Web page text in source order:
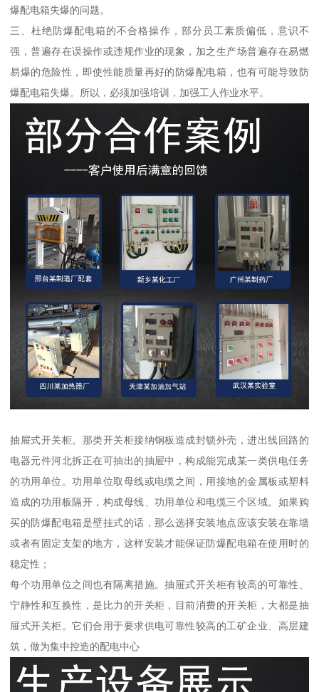
爆配电箱失爆的问题。
三、杜绝防爆配电箱的不合格操作，部分员工素质偏低，意识不
强，普遍存在误操作或违规作业的现象，加之生产场普遍存在易燃
易爆的危险性，即使性能质量再好的防爆配电箱，也有可能导致防
爆配电箱失爆。所以，必须加强培训，加强工人作业水平。
抽屉式开关柜。那类开关柜接纳钢板造成封锁外壳，进出线回路的
电器元件河北拆正在可抽出的抽屉中，构成能完成某一类供电任务
的功用单位。功用单位取母线或电缆之间，用接地的金属板或塑料
造成的功用板隔开，构成母线、功用单位和电缆三个区域。如果购
买的防爆配电箱是壁挂式的话，那么选择安装地点应该安装在靠墙
或者有固定支架的地方，这样安装才能保证防爆配电箱在使用时的
稳定性；
每个功用单位之间也有隔离措施。抽屉式开关柜有较高的可靠性、
宁静性和互换性，是比力的开关柜，目前消费的开关柜，大都是抽
屉式开关柜。它们合用于要求供电可靠性较高的工矿企业、高层建
筑，做为集中控造的配电中心